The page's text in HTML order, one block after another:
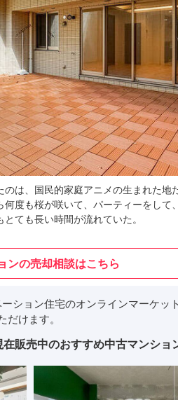
は、国民的家庭アニメの生まれた地
度も桜が咲いて、パーティーをして
ても長い時間が流れていた。
ンの売却相談はこちら
ション住宅のオンラインマーケット
だけます。
在販売中のおすすめ中古マンショ